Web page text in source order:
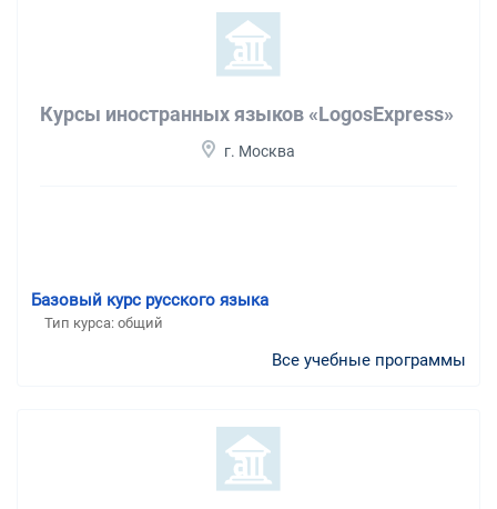
Курсы иностранных языков «LogosExpress»
г. Москва
Базовый курс русского языка
Тип курса: общий
Все учебные программы